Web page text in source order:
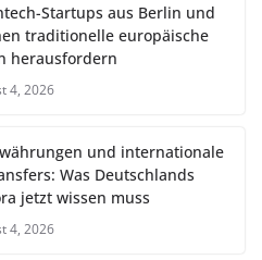
Startups aus Berlin und
traditionelle europäische
herausfordern
4, 2026
und internationale
Was Deutschlands
jetzt wissen muss
4, 2026